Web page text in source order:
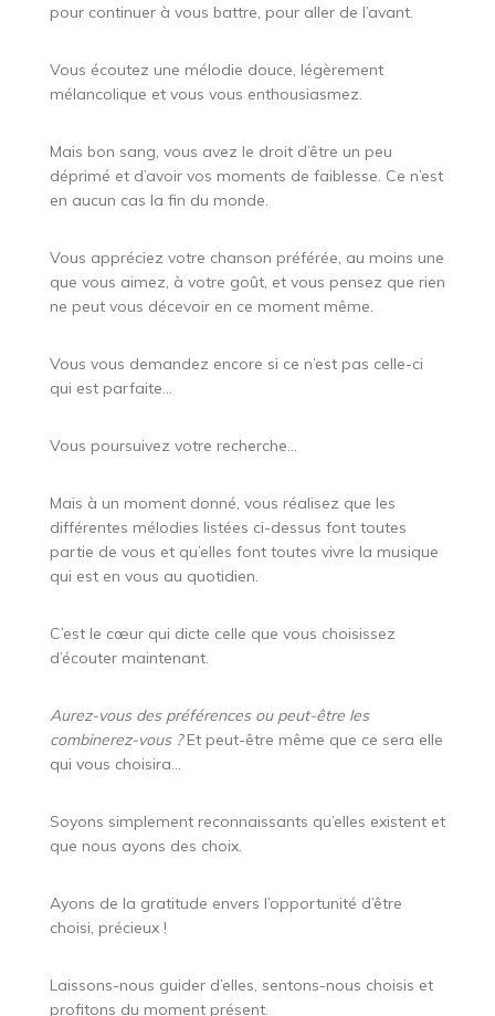
pour continuer à vous battre, pour aller de l’avant.
Vous écoutez une mélodie douce, légèrement
mélancolique et vous vous enthousiasmez.
Mais bon sang, vous avez le droit d’être un peu
déprimé et d’avoir vos moments de faiblesse. Ce n’est
en aucun cas la fin du monde.
Vous appréciez votre chanson préférée, au moins une
que vous aimez, à votre goût, et vous pensez que rien
ne peut vous décevoir en ce moment même.
Vous vous demandez encore si ce n’est pas celle-ci
qui est parfaite…
Vous poursuivez votre recherche…
Mais à un moment donné, vous réalisez que les
différentes mélodies listées ci-dessus font toutes
partie de vous et qu’elles font toutes vivre la musique
qui est en vous au quotidien.
C’est le cœur qui dicte celle que vous choisissez
d’écouter maintenant.
Aurez-vous des préférences ou peut-être les
combinerez-vous ?Et peut-être même que ce sera elle
qui vous choisira…
Soyons simplement reconnaissants qu’elles existent et
que nous ayons des choix.
Ayons de la gratitude envers l’opportunité d’être
choisi, précieux !
Laissons-nous guider d’elles, sentons-nous choisis et
profitons du moment présent.